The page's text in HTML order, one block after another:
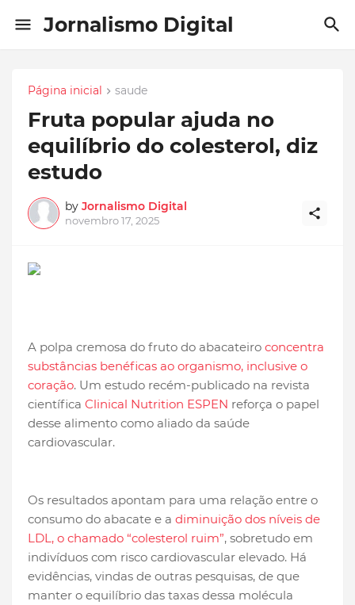
Jornalismo Digital
Página inicial saude
Fruta popular ajuda no
equilíbrio do colesterol, diz
estudo
by Jornalismo Digital
novembro 17, 2025
A polpa cremosa do fruto do abacateiro concentra
substâncias benéficas ao organismo, inclusive o
coração. Um estudo recém-publicado na revista
científica Clinical Nutrition ESPEN reforça o papel
desse alimento como aliado da saúde
cardiovascular.
Os resultados apontam para uma relação entre o
consumo do abacate e a diminuição dos níveis de
LDL, o chamado “colesterol ruim”, sobretudo em
indivíduos com risco cardiovascular elevado. Há
evidências, vindas de outras pesquisas, de que
manter o equilíbrio das taxas dessa molécula